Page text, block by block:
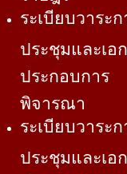
ระเบียบวาระก
ประชุมและเอ
ประกอบการ
พิจารณา
ระเบียบวาระก
ประชุมและเอ